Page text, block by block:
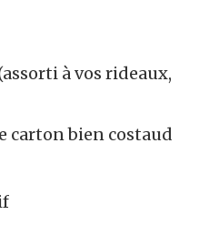
à vos rideaux,
carton bien costaud